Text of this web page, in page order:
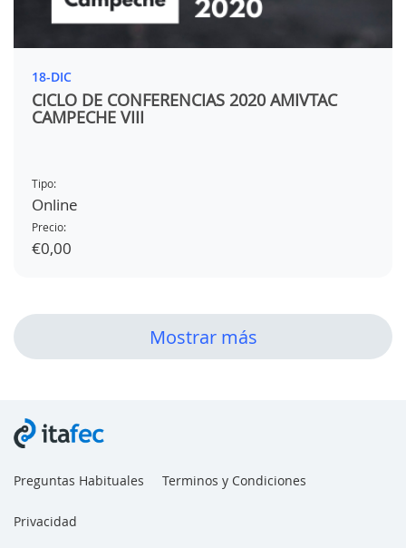
18-DIC
CICLO DE CONFERENCIAS 2020 AMIVTAC
CAMPECHE VIII
Tipo:
Online
Precio:
€0,00
Mostrar más
Preguntas Habituales Terminos y Condiciones
Privacidad